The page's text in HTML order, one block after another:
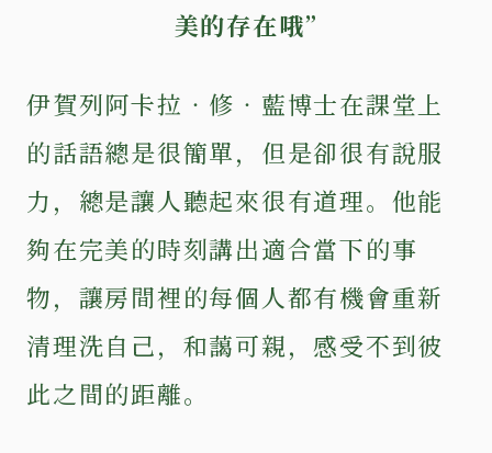
美的存在哦”
伊賀列阿卡拉‧修‧藍博士在課堂上
的話語總是很簡單，但是卻很有說服
力，總是讓人聽起來很有道理。他能
夠在完美的時刻講出適合當下的事
物，讓房間裡的每個人都有機會重新
清理洗自己，和藹可親，感受不到彼
此之間的距離。